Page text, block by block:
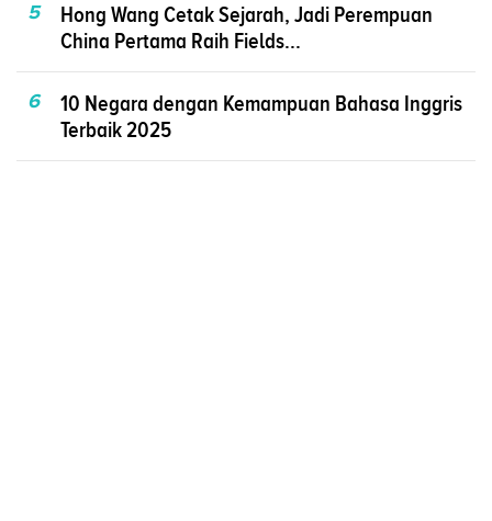
5
Hong Wang Cetak Sejarah, Jadi Perempuan
China Pertama Raih Fields...
6
10 Negara dengan Kemampuan Bahasa Inggris
Terbaik 2025